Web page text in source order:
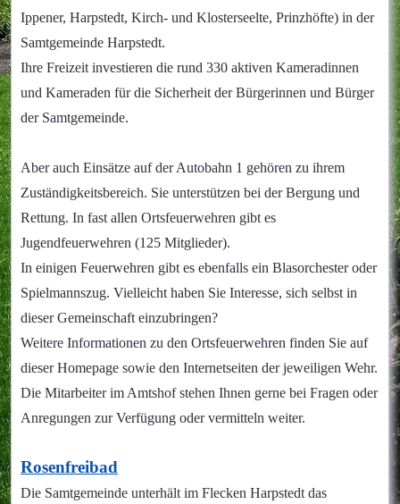
Ippener, Harpstedt, Kirch- und Klosterseelte, Prinzhöfte) in der
Samtgemeinde Harpstedt.
Ihre Freizeit investieren die rund 330 aktiven Kameradinnen
und Kameraden für die Sicherheit der Bürgerinnen und Bürger
der Samtgemeinde.
Aber auch Einsätze auf der Autobahn 1 gehören zu ihrem
Zuständigkeitsbereich. Sie unterstützen bei der Bergung und
Rettung. In fast allen Ortsfeuerwehren gibt es
Jugendfeuerwehren (125 Mitglieder).
In einigen Feuerwehren gibt es ebenfalls ein Blasorchester oder
Spielmannszug. Vielleicht haben Sie Interesse, sich selbst in
dieser Gemeinschaft einzubringen?
Weitere Informationen zu den Ortsfeuerwehren finden Sie auf
dieser Homepage sowie den Internetseiten der jeweiligen Wehr.
Die Mitarbeiter im Amtshof stehen Ihnen gerne bei Fragen oder
Anregungen zur Verfügung oder vermitteln weiter.
Rosenfreibad
Die Samtgemeinde unterhält im Flecken Harpstedt das